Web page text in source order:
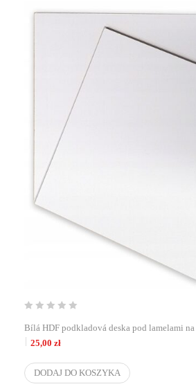
Bílá HDF podkladová deska pod lamelami
25,00 zł
DODAJ DO KOSZYKA